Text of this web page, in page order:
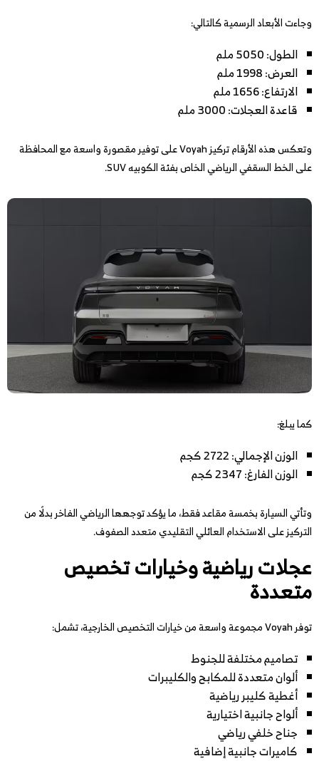
وجاءت الأبعاد الرسمية كالتالي:
الطول: 5050 ملم
العرض: 1998 ملم
الارتفاع: 1656 ملم
قاعدة العجلات: 3000 ملم
وتعكس هذه الأرقام تركيز Voyah على توفير مقصورة واسعة مع المحافظة
على الخط السقفي الرياضي الخاص بفئة الكوبيه SUV.
كما يبلغ:
الوزن الإجمالي: 2722 كجم
الوزن الفارغ: 2347 كجم
وتأتي السيارة بخمسة مقاعد فقط، ما يؤكد توجهها الرياضي الفاخر بدلًا من
التركيز على الاستخدام العائلي التقليدي متعدد الصفوف.
عجلات رياضية وخيارات تخصيص
متعددة
توفر Voyah مجموعة واسعة من خيارات التخصيص الخارجية، تشمل:
تصاميم مختلفة للجنوط
ألوان متعددة للمكابح والكليبرات
أغطية كليبر رياضية
ألواح جانبية اختيارية
جناح خلفي رياضي
كاميرات جانبية إضافية